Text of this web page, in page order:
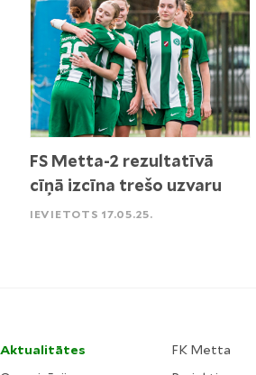
FS Metta-2 rezultatīvā
cīņā izcīna trešo uzvaru
IEVIETOTS 17.05.25.
Aktualitātes
FK Metta